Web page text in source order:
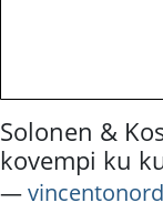
Solonen &
kovempi ku
―